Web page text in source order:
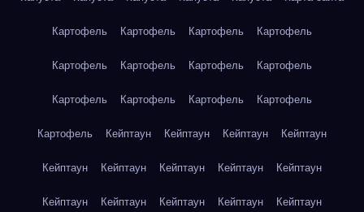
Картофель Картофель Картофель Картофель
Картофель Картофель Картофель Картофель
Картофель Картофель Картофель Картофель
Картофель Кейптаун Кейптаун Кейптаун Кейптаун
Кейптаун Кейптаун Кейптаун Кейптаун Кейптаун
Кейптаун Кейптаун Кейптаун Кейптаун Кейптаун